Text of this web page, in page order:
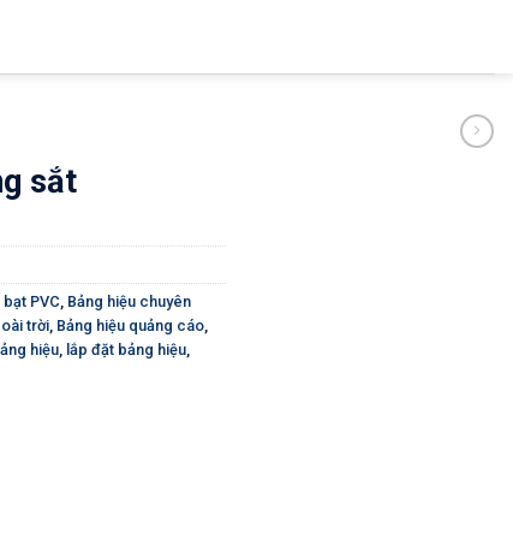
sắt
PVC Bảng hiệu chuyên
trời Bảng hiệu quảng cáo
hiệu lắp đặt bảng hiệu